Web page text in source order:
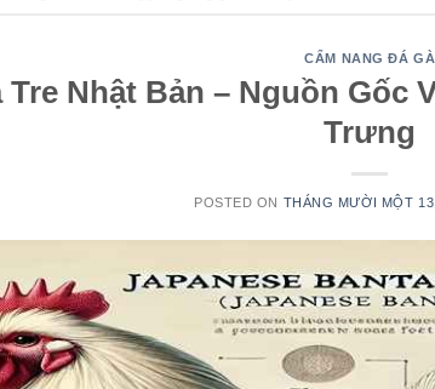
CẨM NANG ĐÁ GÀ
Tre Nhật Bản – Nguồn Gốc
Trưng
POSTED ON THÁNG MƯỜI MỘT